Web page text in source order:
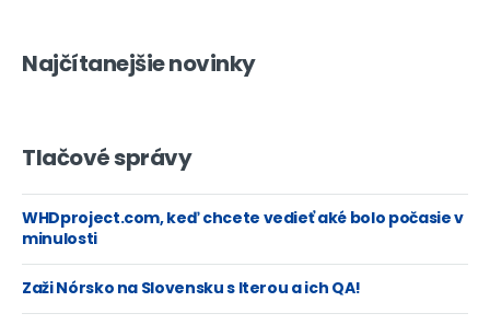
Najčítanejšie novinky
Tlačové správy
WHDproject.com, keď chcete vedieť aké bolo počasie v
minulosti
Zaži Nórsko na Slovensku s Iterou a ich QA!